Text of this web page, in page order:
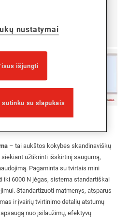
– tai aukštos kokybės skandinaviškų
užtikrinti išskirtinį saugumą,
Pagaminta su tvirtais mini
iki 6000 N jėgas, sistema standartiškai
Standartizuoti matmenys, atsparus
ir įvairių tvirtinimo detalių atstumų
nuo įsilaužimų, efektyvų
1
nustatymai
išjungti
sutinku su slapukais